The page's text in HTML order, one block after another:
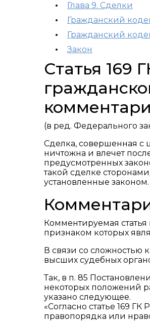
Глава 9. Сделки
Гражданский
Гражданский
Закон
Статья 169
(в ред. Федерального
Сделка, совершенная с
ничтожна и влечет
предусмотренных
такой сделке
установленные законом.
Комментируемая
признаком которых
В связи со сложностью
высших судебных
Так, в п. 85
некоторых положений
указано следующее.
«Согласно статье 169
правопорядка или